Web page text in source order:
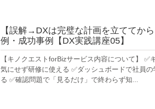
【誤解→DXは完璧な計画を立ててか
例・成功事例【DX実践講座05】
【キノクエストforBizサービス内容について】
気にせず研修に使える ✅ダッシュボードで社員
る ✅確認問題で「見るだけ」で終わらず知...